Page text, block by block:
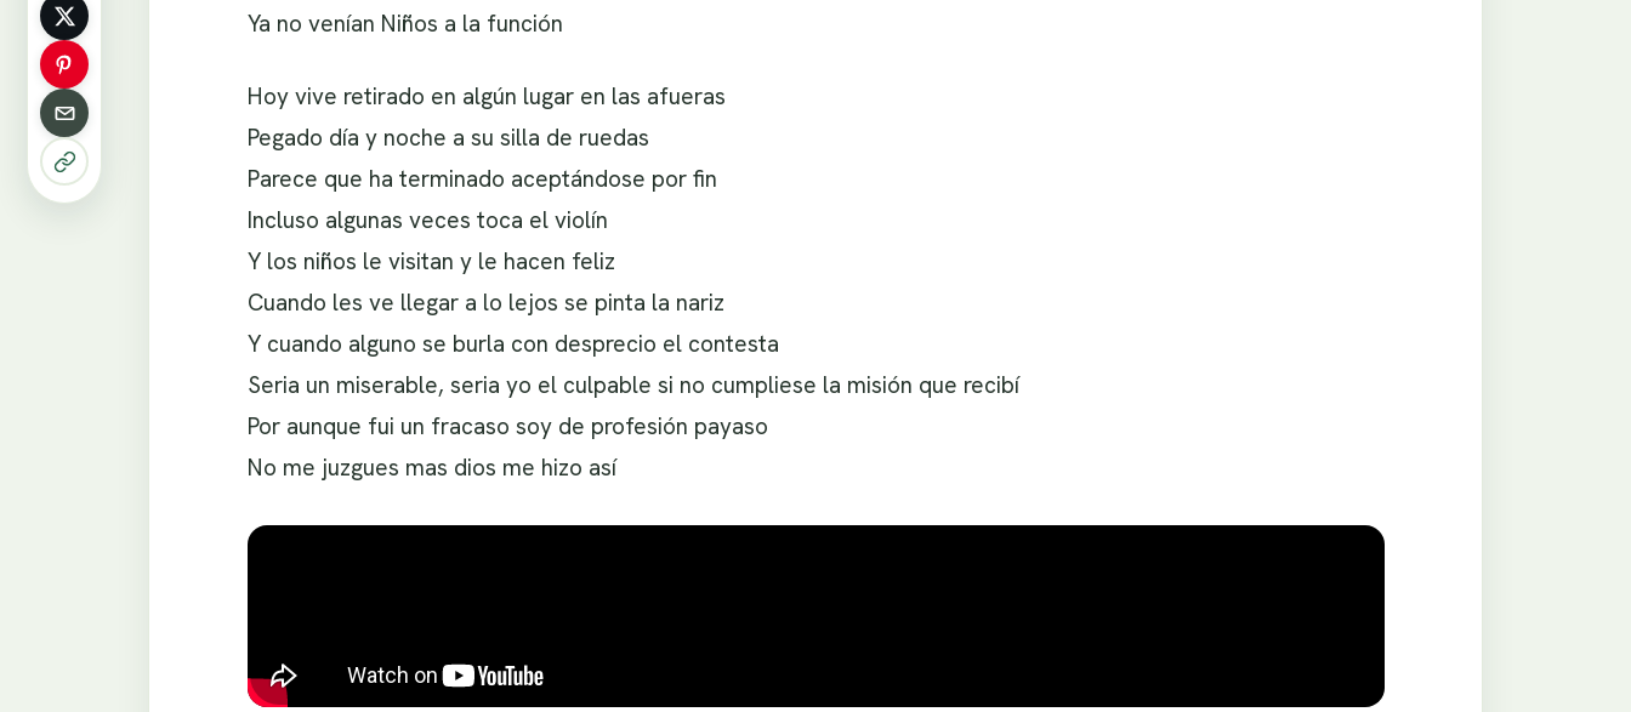
Ya no venían Niños a la función
Hoy vive retirado en algún lugar en las afueras
Pegado día y noche a su silla de ruedas
Parece que ha terminado aceptándose por fin
Incluso algunas veces toca el violín
Y los niños le visitan y le hacen feliz
Cuando les ve llegar a lo lejos se pinta la nariz
Y cuando alguno se burla con desprecio el contesta
Seria un miserable, seria yo el culpable si no cumpliese la misión que recibí
Por aunque fui un fracaso soy de profesión payaso
No me juzgues mas dios me hizo así